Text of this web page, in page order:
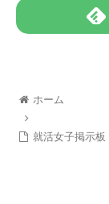
ホーム
就活女子掲示板